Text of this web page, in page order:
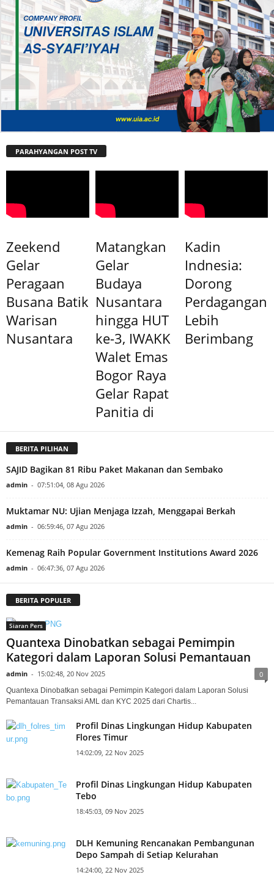
PARAHYANGAN POST TV
Zeekend
Gelar
Peragaan
Busana Batik
Warisan
Nusantara
Matangkan
Gelar
Budaya
Nusantara
hingga HUT
ke-3, IWAKK
Walet Emas
Bogor Raya
Gelar Rapat
Panitia di
Kadin
Indnesia:
Dorong
Perdagangan
Lebih
Berimbang
BERITA PILIHAN
SAJID Bagikan 81 Ribu Paket Makanan dan Sembako
admin - 07:51:04, 08 Agu 2026
Muktamar NU: Ujian Menjaga Izzah, Menggapai Berkah
admin - 06:59:46, 07 Agu 2026
Kemenag Raih Popular Government Institutions Award 2026
admin - 06:47:36, 07 Agu 2026
BERITA POPULER
Siaran Pers
Quantexa Dinobatkan sebagai Pemimpin
Kategori dalam Laporan Solusi Pemantauan
admin - 15:02:48, 20 Nov 2025 0
Quantexa Dinobatkan sebagai Pemimpin Kategori dalam Laporan Solusi
Pemantauan Transaksi AML dan KYC 2025 dari Chartis...
Profil Dinas Lingkungan Hidup Kabupaten
Flores Timur
14:02:09, 22 Nov 2025
Profil Dinas Lingkungan Hidup Kabupaten
Tebo
18:45:03, 09 Nov 2025
DLH Kemuning Rencanakan Pembangunan
Depo Sampah di Setiap Kelurahan
14:24:00, 22 Nov 2025